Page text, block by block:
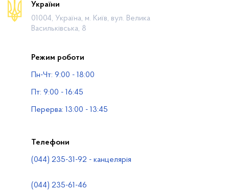
Діяльність
Громадянам
Публічна інформація
Водогосподарські організації
України
01004, Україна, м. Київ, вул. Велика
Васильківська, 8
Режим роботи
Пн-Чт: 9:00 - 18:00
Пт: 9:00 - 16:45
Перерва: 13:00 - 13:45
Телефони
(044) 235-31-92 - канцелярія
(044) 235-61-46